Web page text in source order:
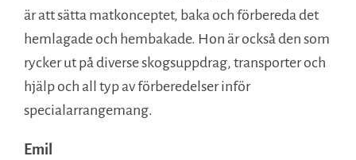
är att sätta matkonceptet, baka och förbereda det
hemlagade och hembakade. Hon är också den som
rycker ut på diverse skogsuppdrag, transporter och
hjälp och all typ av förberedelser inför
specialarrangemang.
Emil